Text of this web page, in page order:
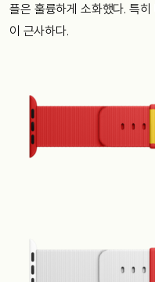
플은 훌륭하게 소화했다. 특
이 근사하다.